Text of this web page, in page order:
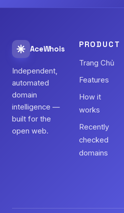
AceWhois
Independent,
automated
domain
intelligence —
built for the
open web.
PRODUCT
Trang Chủ
Features
How it
works
Recently
checked
domains